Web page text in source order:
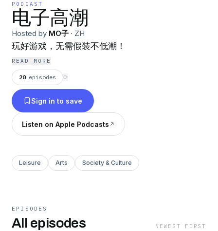
PODCAST
电子高潮
Hosted by MO子 · ZH
玩好游戏，无需假装不低潮！
READ MORE
20 episodes ⟳
Sign in to save
Listen on Apple Podcasts
Leisure Arts Society & Culture
EPISODES
All episodes NEWEST FIRST